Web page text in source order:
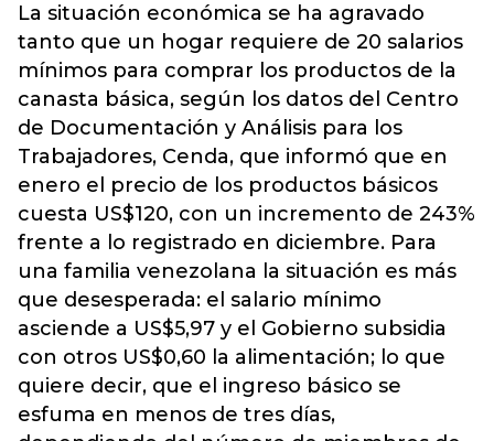
La situación económica se ha agravado
tanto que un hogar requiere de 20 salarios
mínimos para comprar los productos de la
canasta básica, según los datos del Centro
de Documentación y Análisis para los
Trabajadores, Cenda, que informó que en
enero el precio de los productos básicos
cuesta US$120, con un incremento de 243%
frente a lo registrado en diciembre. Para
una familia venezolana la situación es más
que desesperada: el salario mínimo
asciende a US$5,97 y el Gobierno subsidia
con otros US$0,60 la alimentación; lo que
quiere decir, que el ingreso básico se
esfuma en menos de tres días,